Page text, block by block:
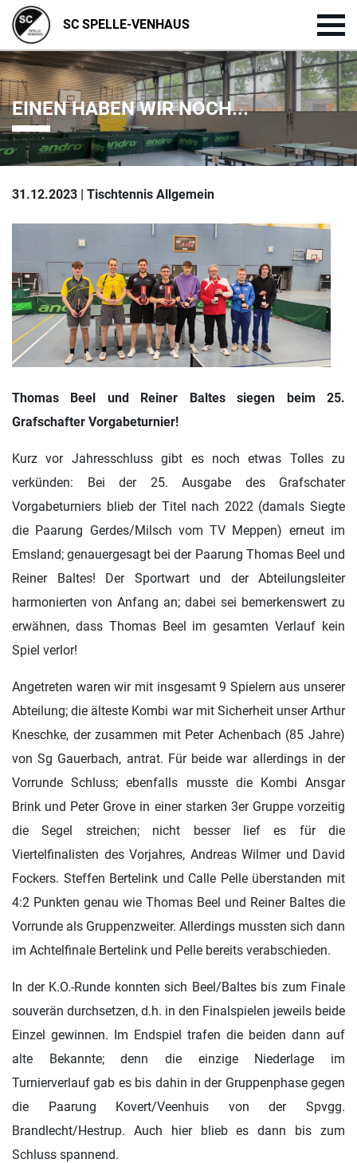
SC SPELLE-VENHAUS
EINEN HABEN WIR NOCH...
31.12.2023 | Tischtennis Allgemein
Thomas Beel und Reiner Baltes siegen beim 25.
Grafschafter Vorgabeturnier!
Kurz vor Jahresschluss gibt es noch etwas Tolles zu
verkünden: Bei der 25. Ausgabe des Grafschater
Vorgabeturniers blieb der Titel nach 2022 (damals Siegte
die Paarung Gerdes/Milsch vom TV Meppen) erneut im
Emsland; genauergesagt bei der Paarung Thomas Beel und
Reiner Baltes! Der Sportwart und der Abteilungsleiter
harmonierten von Anfang an; dabei sei bemerkenswert zu
erwähnen, dass Thomas Beel im gesamten Verlauf kein
Spiel verlor!
Angetreten waren wir mit insgesamt 9 Spielern aus unserer
Abteilung; die älteste Kombi war mit Sicherheit unser Arthur
Kneschke, der zusammen mit Peter Achenbach (85 Jahre)
von Sg Gauerbach, antrat. Für beide war allerdings in der
Vorrunde Schluss; ebenfalls musste die Kombi Ansgar
Brink und Peter Grove in einer starken 3er Gruppe vorzeitig
die Segel streichen; nicht besser lief es für die
Viertelfinalisten des Vorjahres, Andreas Wilmer und David
Fockers. Steffen Bertelink und Calle Pelle überstanden mit
4:2 Punkten genau wie Thomas Beel und Reiner Baltes die
Vorrunde als Gruppenzweiter. Allerdings mussten sich dann
im Achtelfinale Bertelink und Pelle bereits verabschieden.
In der K.O.-Runde konnten sich Beel/Baltes bis zum Finale
souverän durchsetzen, d.h. in den Finalspielen jeweils beide
Einzel gewinnen. Im Endspiel trafen die beiden dann auf
alte Bekannte; denn die einzige Niederlage im
Turnierverlauf gab es bis dahin in der Gruppenphase gegen
die Paarung Kovert/Veenhuis von der Spvgg.
Brandlecht/Hestrup. Auch hier blieb es dann bis zum
Schluss spannend.